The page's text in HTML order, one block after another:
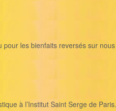
les bienfaits reversés sur
à l’Institut Saint Serge de